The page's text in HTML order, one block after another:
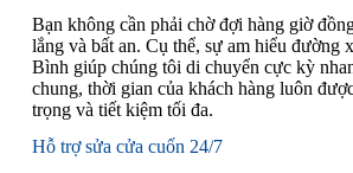
Bạn không cần phải chờ đợi hàng giờ
lắng và bất an. Cụ thể, sự am hiểu đường
Bình giúp chúng tôi di chuyển cực kỳ
chung, thời gian của khách hàng luôn
trọng và tiết kiệm tối đa.
Hỗ trợ sửa cửa cuốn 24/7